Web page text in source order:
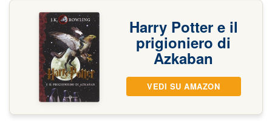
Harry Potter e il
prigioniero di
Azkaban
VEDI SU AMAZON